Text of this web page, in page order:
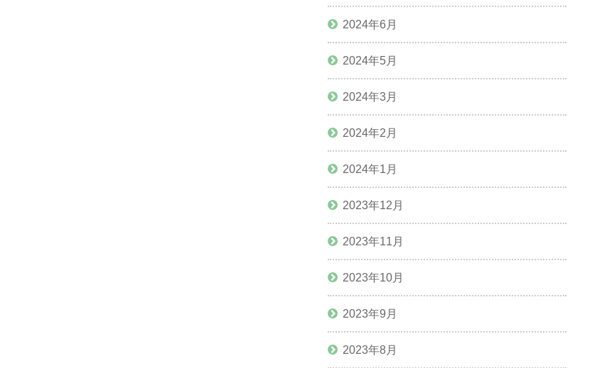
2024年6月
2024年5月
2024年3月
2024年2月
2024年1月
2023年12月
2023年11月
2023年10月
2023年9月
2023年8月